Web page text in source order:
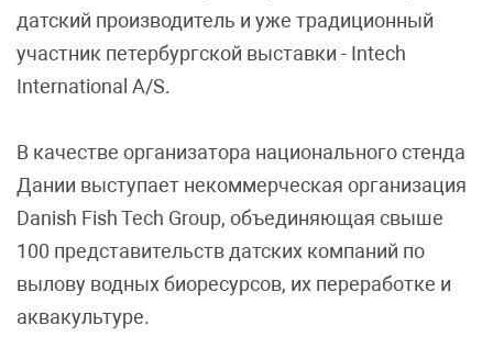
датский производитель и уже традиционный
участник петербургской выставки - Intech
International A/S.
В качестве организатора национального стенда
Дании выступает некоммерческая организация
Danish Fish Tech Group, объединяющая свыше
100 представительств датских компаний по
вылову водных биоресурсов, их переработке и
аквакультуре.